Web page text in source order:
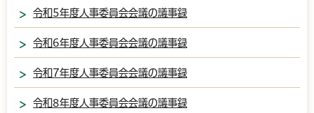
令和5年度人事委員会会議の議事録
令和6年度人事委員会会議の議事録
令和7年度人事委員会会議の議事録
令和8年度人事委員会会議の議事録